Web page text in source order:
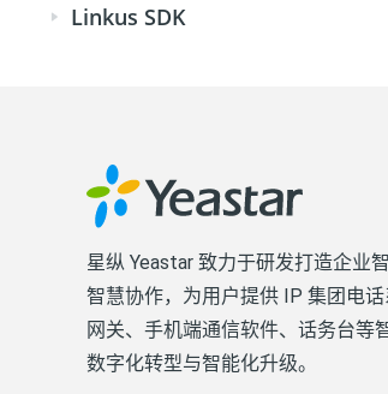
Linkus SDK
星纵 Yeastar 致力于研发打造企业
智慧协作，为用户提供 IP 集团电
网关、手机端通信软件、话务台等
数字化转型与智能化升级。